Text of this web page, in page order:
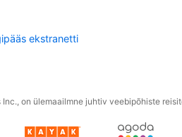
ekstranetti
on ülemaailmne juhtiv veebipõhiste